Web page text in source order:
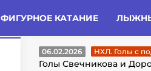
ФИГУРНОЕ КАТАНИЕ
ГОЛЫ С
06.02.2026 НХЛ. Голы с
Голы Свечникова и